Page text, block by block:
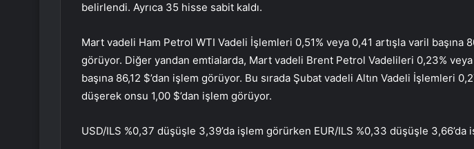
belirlendi. Ayrıca 35 hisse sabit kaldı.
Mart vadeli Ham Petrol WTI Vadeli İşlemleri 0,51% veya 0,41 artışla varil başına
görüyor. Diğer yandan emtialarda, Mart vadeli Brent Petrol Vadelileri 0,23% veya
başına 86,12 $’dan işlem görüyor. Bu sırada Şubat vadeli Altın Vadeli İşlemleri
düşerek onsu 1,00 $’dan işlem görüyor.
USD/ILS %0,37 düşüşle 3,39’da işlem görürken EUR/ILS %0,33 düşüşle 3,66’da